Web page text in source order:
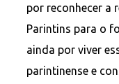
por reconhecer a
Parintins para o
ainda por viver
parintinense e